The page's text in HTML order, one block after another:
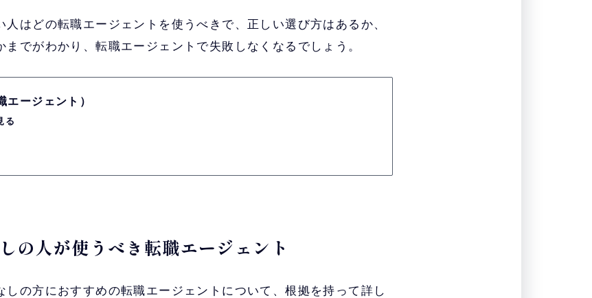
人はどの転職エージェントを使うべきで、正しい選び方はあるか、
でがわかり、転職エージェントで失敗しなくなるでしょう。
ージェント）
る
の人が使うべき転職エージェント
しの方におすすめの転職エージェントについて、根拠を持って詳し